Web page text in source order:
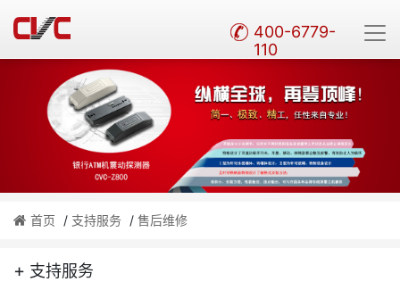
400-6779-
110
首页 / 支持服务 / 售后维修
+ 支持服务